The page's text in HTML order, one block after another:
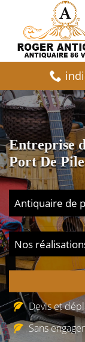
Entreprise
Port De
Antiquaire de
Nos
Devis et
Sans